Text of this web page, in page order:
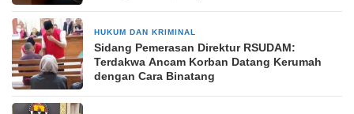
HUKUM DAN KRIMINAL
Sidang Pemerasan Direktur RSUDAM:
Terdakwa Ancam Korban Datang Kerumah
dengan Cara Binatang